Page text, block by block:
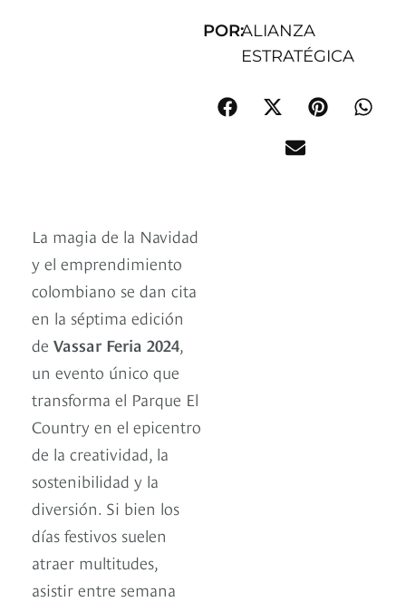
POR:ALIANZA
ESTRATÉGICA
La magia de la Navidad
y el emprendimiento
colombiano se dan cita
en la séptima edición
de Vassar Feria 2024,
un evento único que
transforma el Parque El
Country en el epicentro
de la creatividad, la
sostenibilidad y la
diversión. Si bien los
días festivos suelen
atraer multitudes,
asistir entre semana